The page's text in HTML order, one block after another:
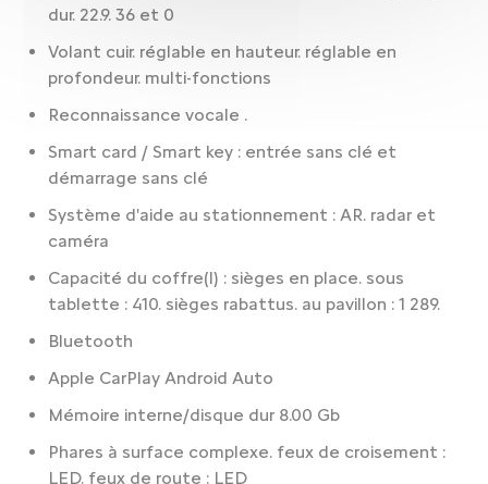
dur. 22.9. 36 et 0
Volant cuir. réglable en hauteur. réglable en
profondeur. multi-fonctions
Reconnaissance vocale .
Smart card / Smart key : entrée sans clé et
démarrage sans clé
Système d'aide au stationnement : AR. radar et
caméra
Capacité du coffre(l) : sièges en place. sous
tablette : 410. sièges rabattus. au pavillon : 1 289.
Bluetooth
Apple CarPlay Android Auto
Mémoire interne/disque dur 8.00 Gb
Phares à surface complexe. feux de croisement :
LED. feux de route : LED